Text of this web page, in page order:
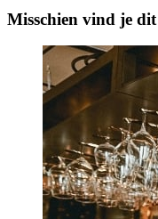
Misschien vind je